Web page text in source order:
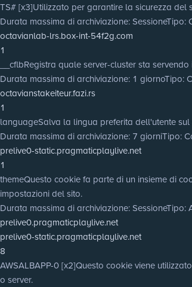
TS# [x3]Utilizzato per garantire la sicurezza
Durata massima di archiviazione: SessioneTipo:
octavianlab-lrs.box-int-54f2g.com
1
__cflbRegistra quale server-cluster sta
Durata massima di archiviazione: 1 giornoTipo:
octavianstakeiteur.fazi.rs
1
languageSalva la lingua preferita dell'utente sul
Durata massima di archiviazione: 7 giorniTipo:
prelive0-static.pragmaticplaylive.net
1
themeQuesto cookie fa parte di un insieme di
impostazioni del sito.
Durata massima di archiviazione: SessioneTipo:
prelive0.pragmaticplaylive.net
prelive0-static.pragmaticplaylive.net
8
AWSALBAPP-0 [x2]Questo cookie viene
o server.